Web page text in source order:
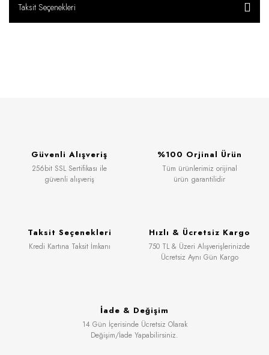
Taksit Seçenekleri
Güvenli Alışveriş
256bit SSL Sertifikası ile
güvenli alışveriş
%100 Orjinal Ürün
Tüm ürünlerimiz orijinal
ürün garantilidir
Taksit Seçenekleri
Kredi Kartına Taksit İmkanı
Hızlı & Ücretsiz Kargo
750 TL & Üzeri Alışverişlerinizde
Ücretsiz Aynı Gün Kargo
İade & Değişim
14 Gün İçerisinde Ücretsiz Olarak
Değişim/İade Yapabilirsiniz.